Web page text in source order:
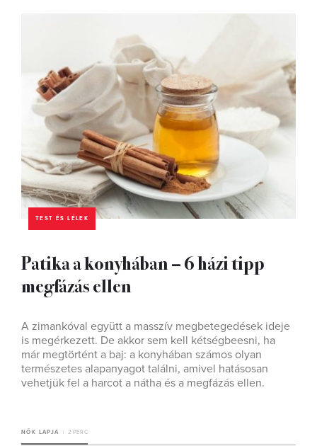
TEST ÉS LÉLEK
Patika a konyhában – 6 házi tipp
megfázás ellen
A zimankóval együtt a masszív megbetegedések ideje
is megérkezett. De akkor sem kell kétségbeesni, ha
már megtörtént a baj: a konyhában számos olyan
természetes alapanyagot találni, amivel hatásosan
vehetjük fel a harcot a nátha és a megfázás ellen.
NŐK LAPJA 2 PERC